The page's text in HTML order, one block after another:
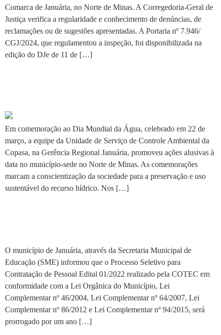
Comarca de Januária, no Norte de Minas. A Corregedoria-Geral de
Justiça verifica a regularidade e conhecimento de denúncias, de
reclamações ou de sugestões apresentadas. A Portaria nº 7.946/
CGJ/2024, que regulamentou a inspeção, foi disponibilizada na
edição do DJe de 11 de […]
Em comemoração ao Dia Mundial da Água, celebrado em 22 de
março, a equipe da Unidade de Serviço de Controle Ambiental da
Copasa, na Gerência Regional Januária, promoveu ações alusivas à
data no município-sede no Norte de Minas. As comemorações
marcam a conscientização da sociedade para a preservação e uso
sustentável do recurso hídrico. Nos […]
O município de Januária, através da Secretaria Municipal de
Educação (SME) informou que o Processo Seletivo para
Contratação de Pessoal Edital 01/2022 realizado pela COTEC em
conformidade com a Lei Orgânica do Município, Lei
Complementar nº 46/2004, Lei Complementar nº 64/2007, Lei
Complementar nº 86/2012 e Lei Complementar nº 94/2015, será
prorrogado por um ano […]